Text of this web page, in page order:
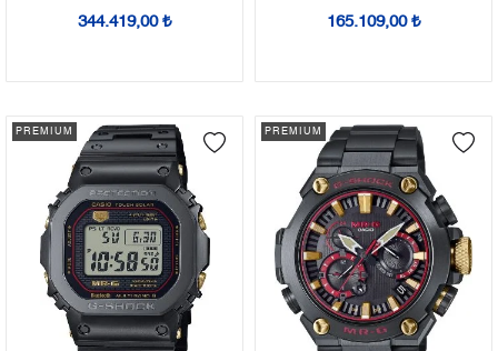
344.419,00 ₺ 165.109,00 ₺
PREMIUM PREMIUM